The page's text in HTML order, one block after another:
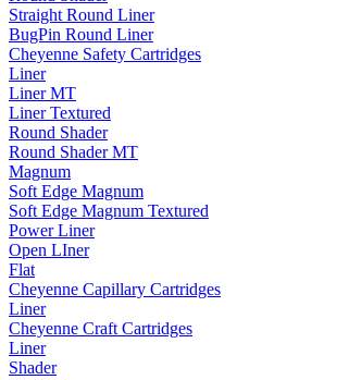
Straight Round Liner
BugPin Round Liner
Cheyenne Safety Cartridges
Liner
Liner MT
Liner Textured
Round Shader
Round Shader MT
Magnum
Soft Edge Magnum
Soft Edge Magnum Textured
Power Liner
Open LIner
Flat
Cheyenne Capillary Cartridges
Liner
Cheyenne Craft Cartridges
Liner
Shader